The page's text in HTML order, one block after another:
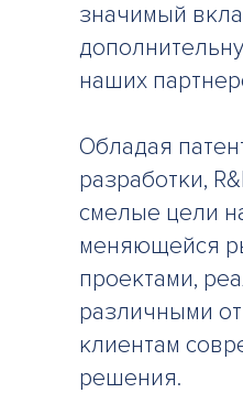
значимый
наших
Обладая
разработки,
смелые цели
меняющейся
проектами,
различными
клиентам
решения.